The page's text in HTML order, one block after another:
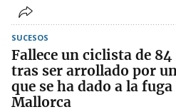
SUCESOS
Fallece un ciclista de 84
tras ser arrollado por
que se ha dado a la fuga
Mallorca